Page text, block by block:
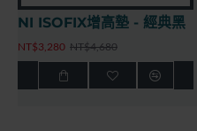
動物抱枕肩護套-中
NT$349